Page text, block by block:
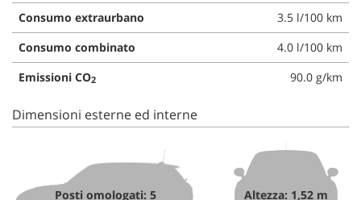
Consumo extraurbano
3.5 l/100 km
Consumo combinato
4.0 l/100 km
Emissioni CO2 90.0 g/km
Dimensioni esterne ed interne
Posti omologati: 5 Altezza: 1,52 m